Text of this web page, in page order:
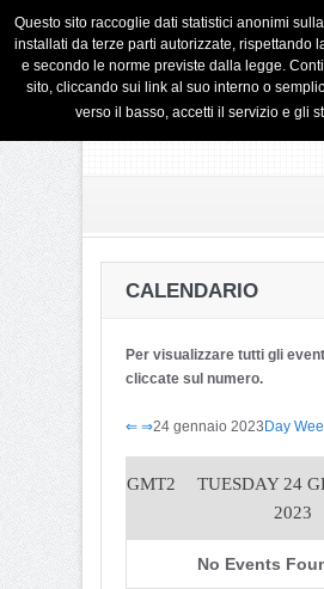
CALENDARIO
Per visualizzare tutti gli
cliccate sul numero.
⇐ ⇒24 gennaio 2023Day
GMT2
TUESDAY 24
2023
No Events
Questo sito raccoglie dati statistici anonimi
installati da terze parti autorizzate, rispettando
e secondo le norme previste dalla legge.
sito, cliccando sui link al suo interno o
verso il basso, accetti il servizio e gli